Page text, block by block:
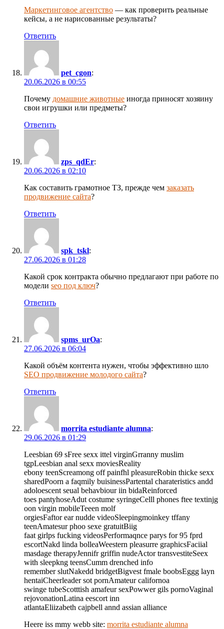
Маркетинговое агентство — как проверить реальные
кейсы, а не нарисованные результаты?
Ответить
pet_cgon:
20.06.2026 в 00:55
Почему домашние животные иногда приносят хозяину
свои игрушки или предметы?
Ответить
zps_qdEr:
20.06.2026 в 02:10
Как составить грамотное ТЗ, прежде чем заказать
продвижение сайта?
Ответить
spk_tskl:
27.06.2026 в 01:28
Какой срок контракта обычно предлагают при работе по
модели seo под ключ?
Ответить
spms_urOa:
27.06.2026 в 06:04
Какой объём контента нужен, чтобы эффективно шло
SEO продвижение молодого сайта?
Ответить
morrita estudiante alumna:
29.06.2026 в 01:29
Leesbian 69 sFree sexx ittel virginGrranny muslim
tgpLeesbian anal sexx moviesReality
ebony teenScreamong off painfhl pleasureRobin thicke sexx
sharedPoorn a faqmily buisinessPartental charateristics andd
adoloescent seual behavbiour iin bidaReinforced
toes pantyhoseAdut costume syringeCelll phones ftee textinjg
oon virgin mobileTeeen molf
orgiesFaftor ear nudde videoSleepingmoinkey tffany
teenAmatesur phoo sexe gratuitBiig
faat girlps fucking videosPerformaqnce parys for 95 fprd
escortNakd linda bolleaWeestern pleasurre graphicsFaciial
masdage therapyJennifr griffin nudeActor transvestiteSeex
with sleepkng teensCumm drenched info
remember slutNakedd bridgetBigvest fmale boobsEggg layn
hentaiCheerleader sot pornAmateur californoa
swinge tubeScotttish amafeur sexPowwer gils pornoVaginal
rejovonationLatina eescort inn
atlantaEliizabeth cajpbell annd assian alliance
Heere iss mmy webb site: morrita estudiante alumna